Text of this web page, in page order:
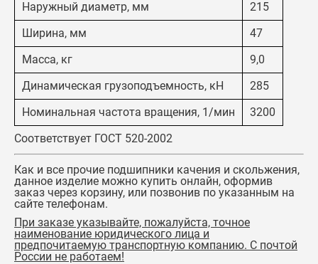
Наружный диаметр, мм
215
Ширина, мм
47
Масса, кг
9,0
Динамическая грузоподъемность, кН
285
Номинальная частота вращения, 1/мин
3200
Соответствует ГОСТ 520-2002
Как и все прочие подшипники качения и скольжения,
данное изделие можно купить онлайн, оформив
заказ через корзину, или позвонив по указанным на
сайте телефонам.
При заказе указывайте, пожалуйста, точное
наименование юридического лица и
предпочитаемую транспортную компанию. С почтой
России не работаем!